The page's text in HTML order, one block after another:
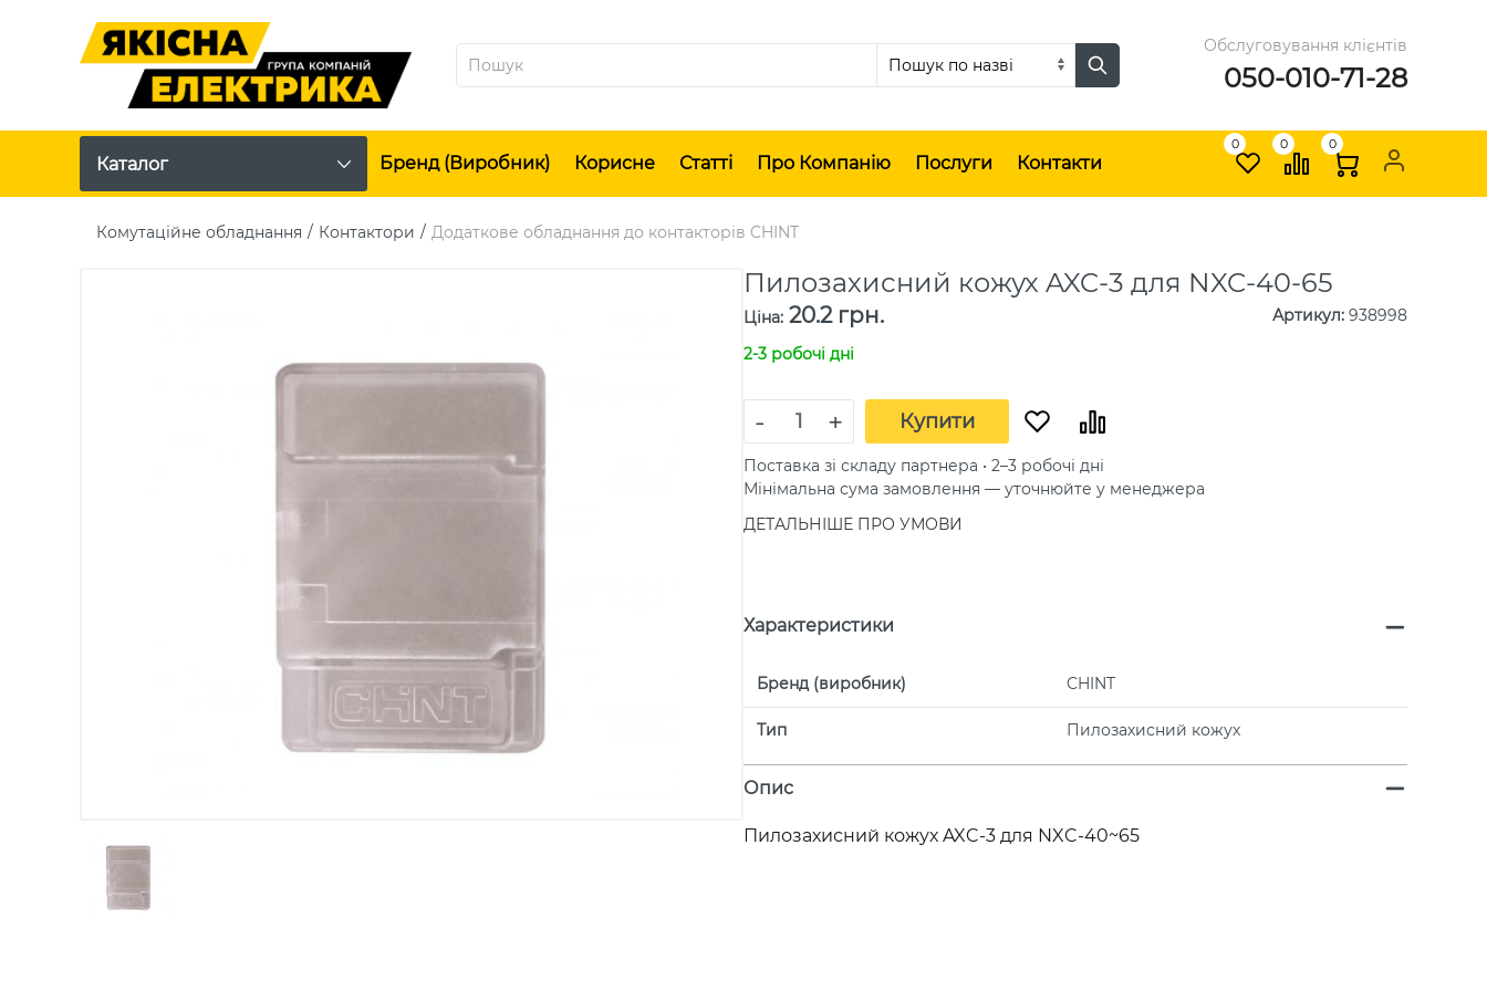
Обслуговування клієнтів
050-010-71-28
Каталог Бренд (виробник) Корисне Статті Про Компанію Послуги Контакти
0 0 0
Комутаційне обладнання Контактори Додаткове обладнання до контакторів CHINT
Пилозахисний кожух AXC-3 для NXC-40-65
Ціна: 20.2 грн. Артикул: 938998
2-3 робочі дні
- + Купити
Поставка зі складу партнера • 2–3 робочі дні
Мінімальна сума замовлення — уточнюйте у менеджера
ДЕТАЛЬНІШЕ ПРО УМОВИ
Характеристики
Бренд (виробник) CHINT
Тип Пилозахисний кожух
Опис
Пилозахисний кожух AXC-3 для NXC-40~65